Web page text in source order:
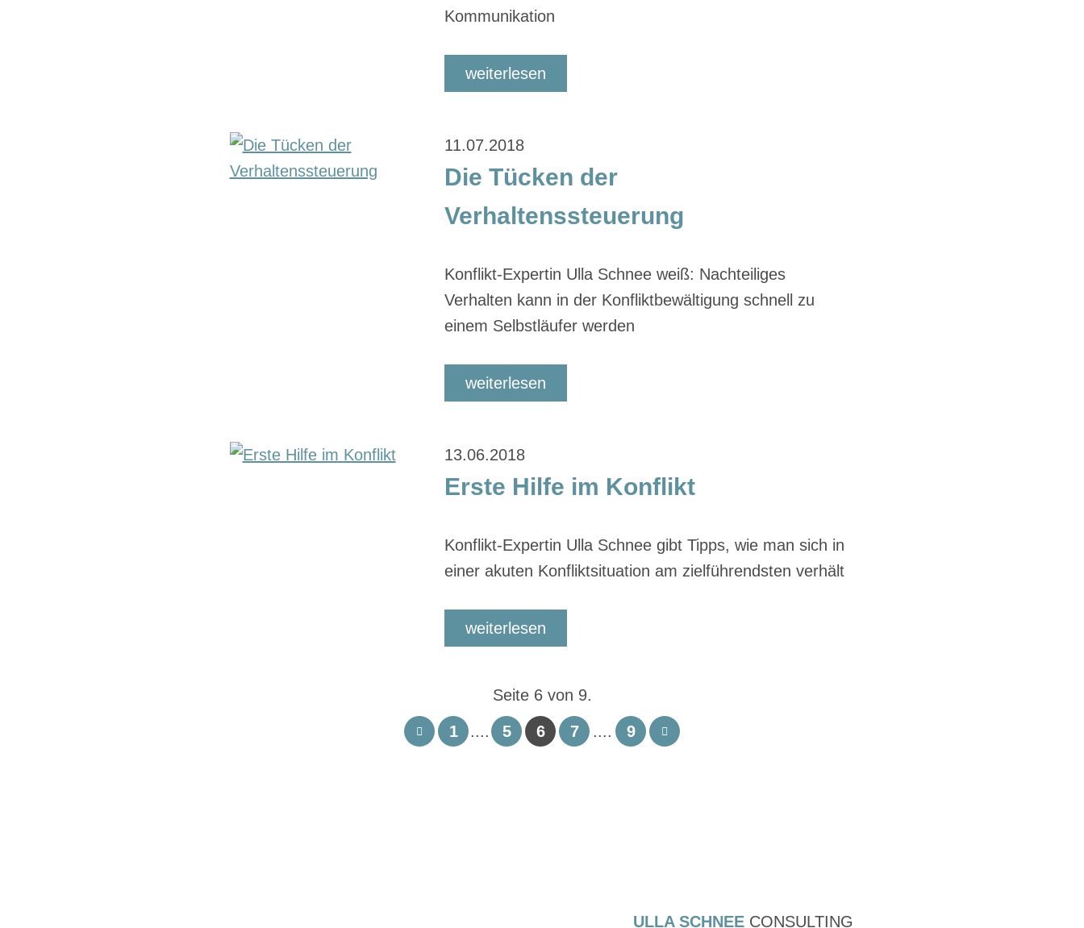
Kommunikation
weiterlesen
11.07.2018
Die Tücken der
Verhaltenssteuerung
Konflikt-Expertin Ulla Schnee weiß: Nachteiliges
Verhalten kann in der Konfliktbewältigung schnell zu
einem Selbstläufer werden
weiterlesen
13.06.2018
Erste Hilfe im Konflikt
Konflikt-Expertin Ulla Schnee gibt Tipps, wie man sich in
einer akuten Konfliktsituation am zielführendsten verhält
weiterlesen
Seite 6 von 9.
1 .... 5 6 7 .... 9
ULLA SCHNEE CONSULTING